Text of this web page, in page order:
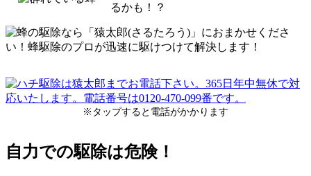
るかも！？
※タップすると電話がかかります
自力での駆除は危険！